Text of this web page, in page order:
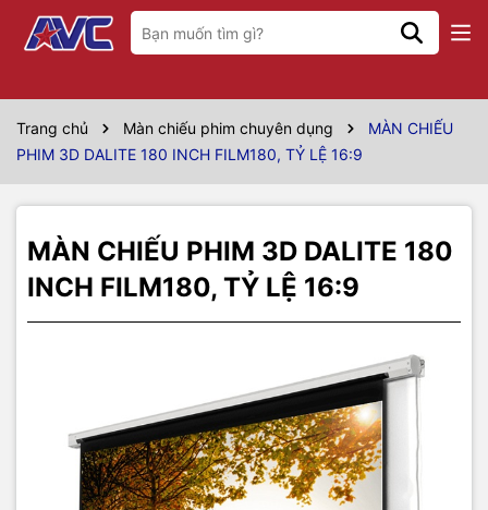
Trang chủ Màn chiếu phim chuyên dụng
MÀN CHIẾU
PHIM 3D DALITE 180 INCH FILM180, TỶ LỆ 16:9
MÀN CHIẾU PHIM 3D DALITE 180
INCH FILM180, TỶ LỆ 16:9
Thông số kỹ thuật
Model FIM180
Hãng sản xuất Dalite
Vùng chiếu 157” x 88”
Đường chéo tương
180 inch
Kiểu màn chiếu Màn chiếu phim 3D
3m98 x 2m24
Chất liệu vải màn Fiberglass